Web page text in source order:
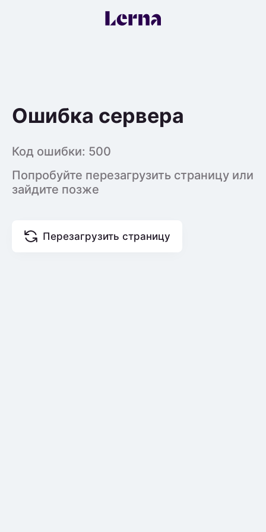
Ошибка сервера
Код ошибки: 500
Попробуйте перезагрузить страницу или
зайдите позже
Перезагрузить страницу